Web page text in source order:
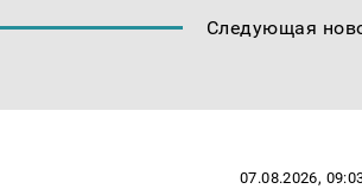
Следующая
07.08.2026,